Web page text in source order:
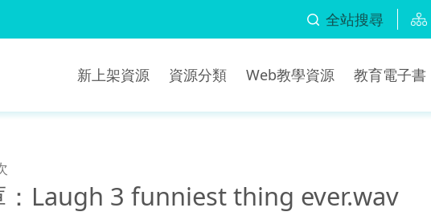
全站搜尋
新上架資源 資源分類 Web教學資源 教育電子書
Laugh 3 funniest thing ever.wav